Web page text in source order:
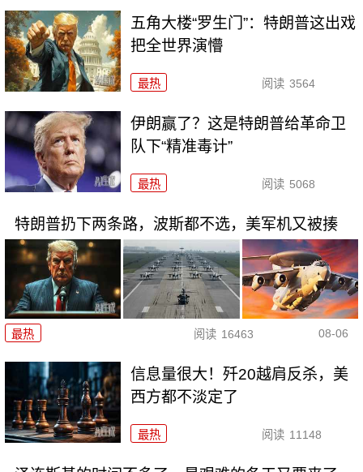
五角大楼“罗生门”：特朗普这出戏
把全世界演懵
最热 阅读 3564
伊朗赢了？这是特朗普给革命卫
队下“精准毒计”
最热 阅读 5068
特朗普扔下两条路，波斯都不选，美军机又被揍
最热 阅读 16463 08-06
信息量很大！歼20越肩反杀，美
西方都不淡定了
最热 阅读 11148